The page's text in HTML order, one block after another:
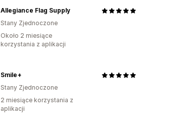
Allegiance Flag Supply
Stany Zjednoczone
Około 2 miesiące
korzystania z aplikacji
Smile+
Stany Zjednoczone
2 miesiące korzystania z
aplikacji